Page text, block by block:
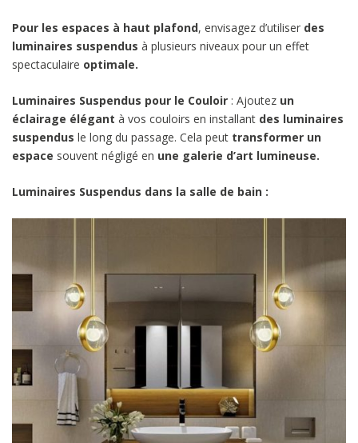
Pour les espaces à haut plafond, envisagez d’utiliser des
luminaires suspendus à plusieurs niveaux pour un effet
spectaculaire optimale.
Luminaires Suspendus pour le Couloir : Ajoutez un
éclairage élégant à vos couloirs en installant des luminaires
suspendus le long du passage. Cela peut transformer un
espace souvent négligé en une galerie d’art lumineuse.
Luminaires Suspendus dans la salle de bain :